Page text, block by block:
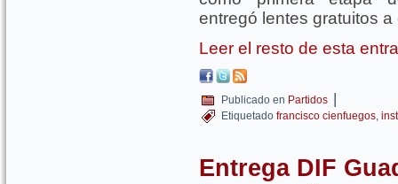
entregó lentes gratuitos
Leer el resto de esta
Publicado en Partidos |
Etiquetado francisco cienfuegos,
Entrega DIF